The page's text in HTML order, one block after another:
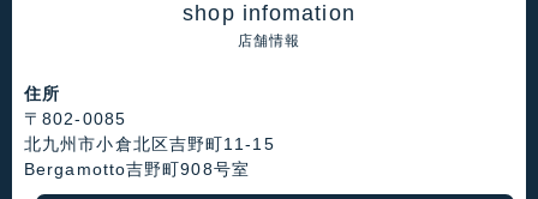
shop infomation
店舗情報
住所
〒802-0085
北九州市小倉北区吉野町11-15
Bergamotto吉野町908号室